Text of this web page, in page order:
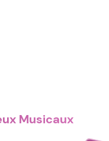
Musicaux